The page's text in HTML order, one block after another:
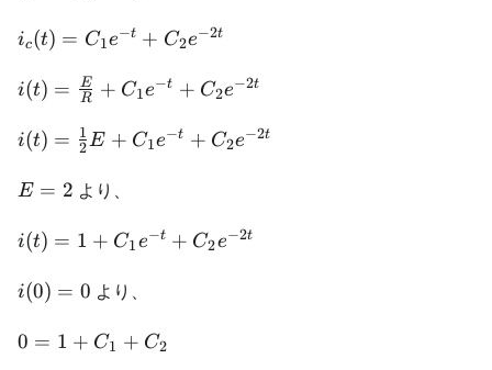
+ 2
i_c(t) =
+
C_2e^{-2t}
ic(t) = C1e−t + C2e−2t
i(t) =
\frac{E}
{R} +
+
i(t) = R
E + C1e−t + C2e−2t
i(t) =
{2}E +
+
i(t) = 2
1 E + C1e−t + C2e−2t
E
2
E = 2 より、
i(t) = 1 +
+
i(t) = 1 + C1e−t + C2e−2t
i(0)
0
i(0) = 0 より、
0 =
0 = 1 + C1 + C2